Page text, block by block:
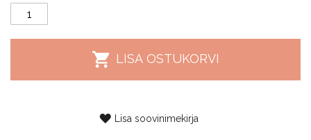
LISA OSTUKORVI
Lisa soovinimekirja